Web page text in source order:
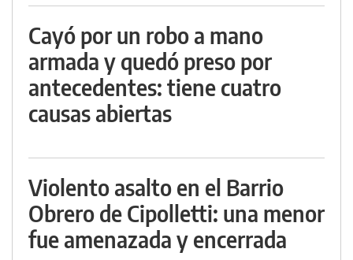
Cayó por un robo a mano
armada y quedó preso por
antecedentes: tiene cuatro
causas abiertas
Violento asalto en el Barrio
Obrero de Cipolletti: una menor
fue amenazada y encerrada